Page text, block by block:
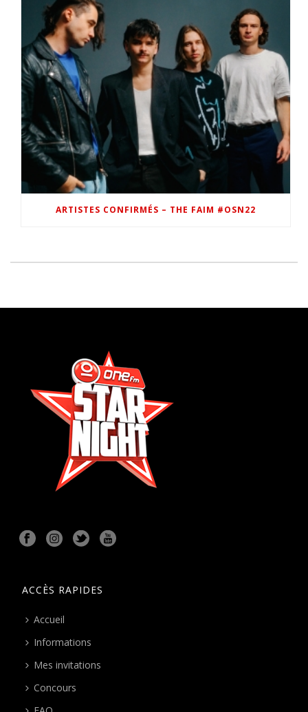
ARTISTES CONFIRMÉS – THE FAIM #OSN22
ACCÈS RAPIDES
Accueil
Informations
Mes invitations
Concours